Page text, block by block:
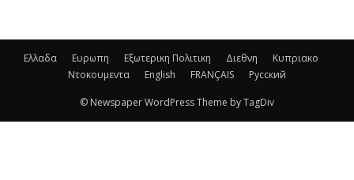
Ελλαδα Ευρωπη Εξωτερικη Πολιτικη Διεθνη
Κυπριακο
Ντοκουμεντα
English FRANÇAIS Русский
© Newspaper WordPress Theme by TagDiv